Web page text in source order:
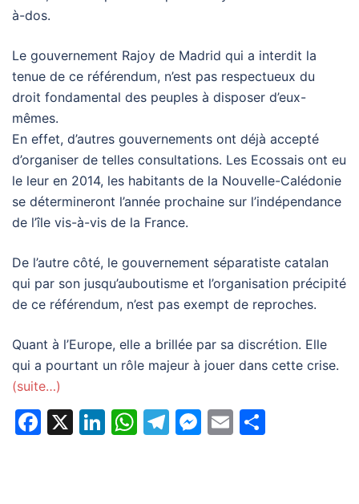
à-dos.
Le gouvernement Rajoy de Madrid qui a interdit la
tenue de ce référendum, n’est pas respectueux du
droit fondamental des peuples à disposer d’eux-
mêmes.
En effet, d’autres gouvernements ont déjà accepté
d’organiser de telles consultations. Les Ecossais ont eu
le leur en 2014, les habitants de la Nouvelle-Calédonie
se détermineront l’année prochaine sur l’indépendance
de l’île vis-à-vis de la France.
De l’autre côté, le gouvernement séparatiste catalan
qui par son jusqu’auboutisme et l’organisation précipité
de ce référendum, n’est pas exempt de reproches.
Quant à l’Europe, elle a brillée par sa discrétion. Elle
qui a pourtant un rôle majeur à jouer dans cette crise.
(suite…)
Facebook
X LinkedIn
WhatsApp
Telegram
Messenger
Email